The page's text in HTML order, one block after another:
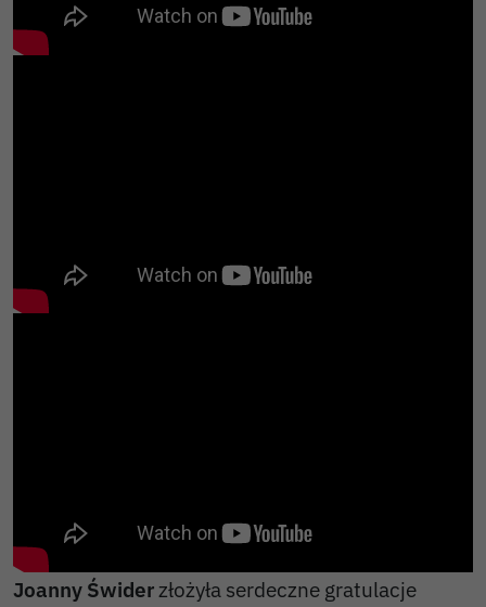
Joanny Świder złożyła serdeczne gratulacje